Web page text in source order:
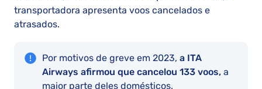
transportadora apresenta voos cancelados e
atrasados.
Por motivos de greve em 2023, a ITA
Airways afirmou que cancelou 133 voos, a
maior parte deles domésticos.